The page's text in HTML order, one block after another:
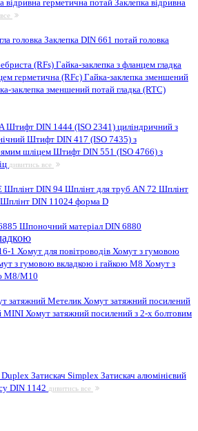
відривна герметична потай Заклепка відривна
головкаЗаклепка DIN 661 потай головка
(RFs) Гайка-заклепка з фланцем гладка
герметична (RFc) Гайка-заклепка зменшений
заклепка зменшений потай гладка (RTC)
Штифт DIN 1444 (ISO 2341) циліндричний з
Штифт DIN 417 (ISO 7435) з
шліцем Штифт DIN 551 (ISO 4766) з
дивитись все
Шплінт DIN 94 Шплінт для труб AN 72 Шплінт
Шплінт DIN 11024 форма D
Шпоночний матеріал DIN 6880
1 Хомут для повітроводів Хомут з гумовою
з гумовою вкладкою і гайкою M8 Хомут з
М8/M10
затяжний МетеликХомут затяжний посилений
MINI Хомут затяжний посилений з 2-х болтовим
Duplex Затискач Simplex Затискач алюмінієвий
DIN 1142 дивитись все